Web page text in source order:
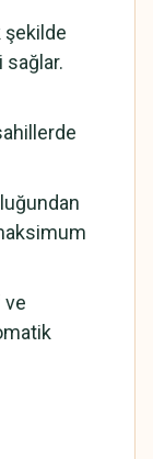
şekilde
sağlar.
ve